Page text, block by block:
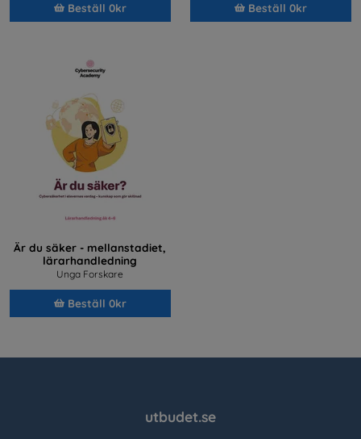
Beställ 0kr Beställ 0kr
Är du säker - mellanstadiet,
lärarhandledning
Unga Forskare
Beställ 0kr
utbudet.se